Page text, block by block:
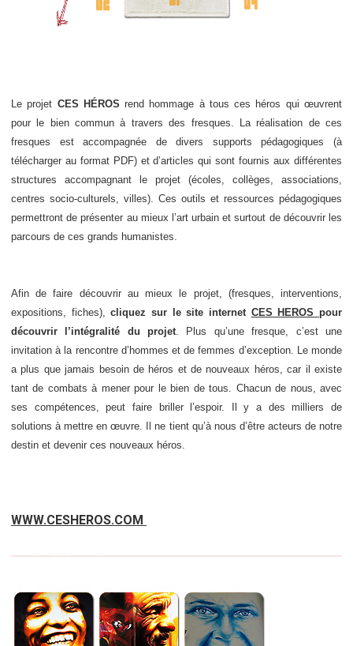
Le projet CES HÉROS rend hommage à tous ces héros qui œuvrent
pour le bien commun à travers des fresques. La réalisation de ces
fresques est accompagnée de divers supports pédagogiques (à
télécharger au format PDF) et d’articles qui sont fournis aux différentes
structures accompagnant le projet (écoles, collèges, associations,
centres socio-culturels, villes). Ces outils et ressources pédagogiques
permettront de présenter au mieux l’art urbain et surtout de découvrir les
parcours de ces grands humanistes.
Afin de faire découvrir au mieux le projet, (fresques, interventions,
expositions, fiches),
cliquez sur le site internet CES HEROSpour
découvrir l’intégralité du projet . Plus qu’une fresque, c’est une
invitation à la rencontre d’hommes et de femmes d’exception. Le monde
a plus que jamais besoin de héros et de nouveaux héros, car il existe
tant de combats à mener pour le bien de tous. Chacun de nous, avec
ses compétences, peut faire briller l’espoir. Il y a des milliers de
solutions à mettre en œuvre. Il ne tient qu’à nous d’être acteurs de notre
destin et devenir ces nouveaux héros.
WWW.CESHEROS.COM